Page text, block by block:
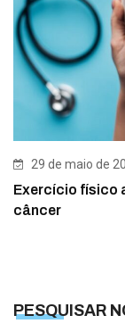
29 de maio de
Exercício físico
câncer
PESQUISAR